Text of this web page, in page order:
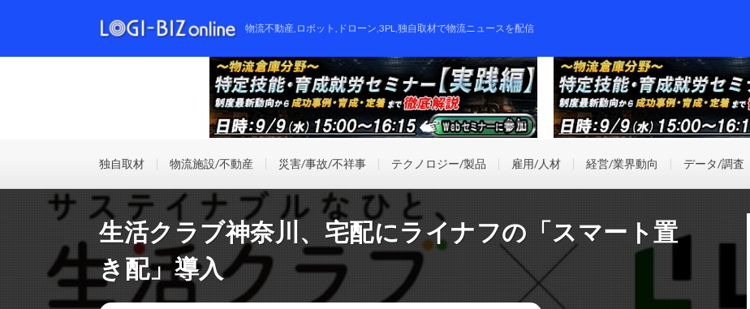
物流不動産,ロボット,ドローン,3PL,独自取材で物流ニュースを配信
独自取材 物流施設/不動産 災害/事故/不祥事 テクノロジー/製品 雇用/人材 経営/業界動向 データ/調査
生活クラブ神奈川、宅配にライナフの「スマート置
き配」導入